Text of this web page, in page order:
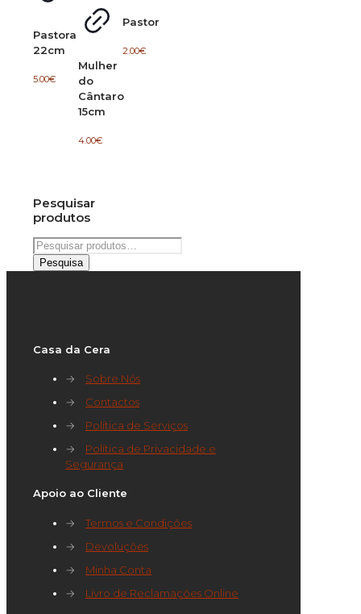
Pastora
22cm
5.00€
Mulher
do
Cântaro
15cm
4.00€
Pastor
2.00€
Pesquisar
produtos
Pesquisar
por:
Pesquisa
Casa da Cera
→
Sobre Nós
→
Contactos
→
Política de Serviços
→
Política de Privacidade e
Segurança
Apoio ao Cliente
→
Termos e Condições
→
Devoluções
→
Minha Conta
→
Livro de Reclamações Online